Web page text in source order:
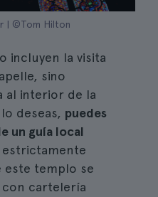
| ©Tom Hilton
incluyen la visita
sino
al interior de la
deseas, puedes
un guía local
este templo se
con cartelería